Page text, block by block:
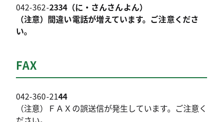
042-362-2334（に・さんさんよん）
（注意）間違い電話が増えています。ご注意くださ
い。
FAX
042-360-2144
（注意）ＦＡＸの誤送信が発生しています。ご注意く